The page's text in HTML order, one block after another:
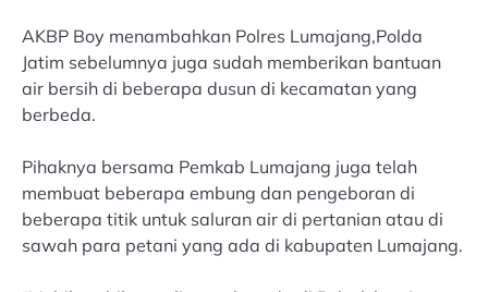
AKBP Boy menambahkan Polres Lumajang,Polda
Jatim sebelumnya juga sudah memberikan bantuan
air bersih di beberapa dusun di kecamatan yang
berbeda.
Pihaknya bersama Pemkab Lumajang juga telah
membuat beberapa embung dan pengeboran di
beberapa titik untuk saluran air di pertanian atau di
sawah para petani yang ada di kabupaten Lumajang.